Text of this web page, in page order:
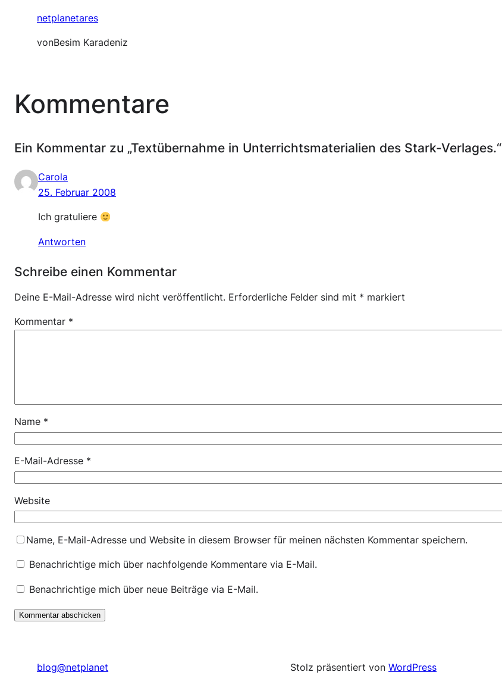
netplanetares
vonBesim Karadeniz
Kommentare
Ein Kommentar zu „Textübernahme in Unterrichtsmaterialien des Stark-Verlages.“
Carola
25. Februar 2008
Ich gratuliere
Antworten
Schreibe einen Kommentar
Deine E-Mail-Adresse wird nicht veröffentlicht. Erforderliche Felder sind mit * markiert
Kommentar *
Name *
E-Mail-Adresse *
Website
Name, E-Mail-Adresse und Website in diesem Browser für meinen nächsten Kommentar speichern.
Benachrichtige mich über nachfolgende Kommentare via E-Mail.
Benachrichtige mich über neue Beiträge via E-Mail.
blog@netplanet Stolz präsentiert vonWordPress